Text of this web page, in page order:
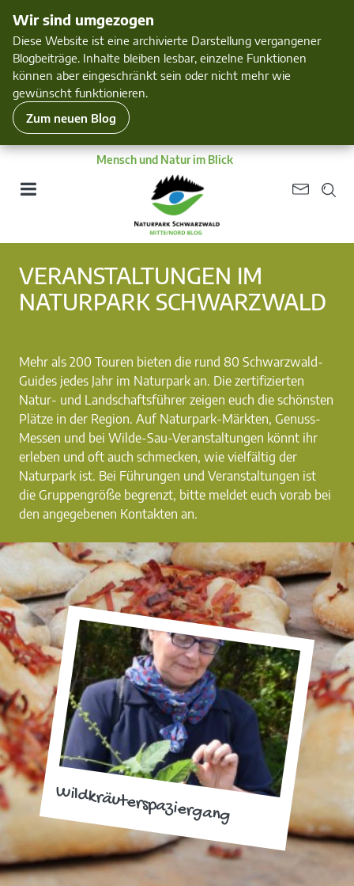
Wir sind umgezogen
Diese Website ist eine archivierte Darstellung vergangener
Blogbeiträge. Inhalte bleiben lesbar, einzelne Funktionen
können aber eingeschränkt sein oder nicht mehr wie
gewünscht funktionieren.
Zum neuen Blog
Mensch und Natur im Blick
Wildkräuterspaziergang
VERANSTALTUNGEN IM
NATURPARK SCHWARZWALD
Mehr als 200 Touren bieten die rund 80 Schwarzwald-
Guides jedes Jahr im Naturpark an. Die zertifizierten
Natur- und Landschaftsführer zeigen euch die schönsten
Plätze in der Region. Auf Naturpark-Märkten, Genuss-
Messen und bei Wilde-Sau-Veranstaltungen könnt ihr
erleben und oft auch schmecken, wie vielfältig der
Naturpark ist. Bei Führungen und Veranstaltungen ist
die Gruppengröße begrenzt, bitte meldet euch vorab bei
den angegebenen Kontakten an.